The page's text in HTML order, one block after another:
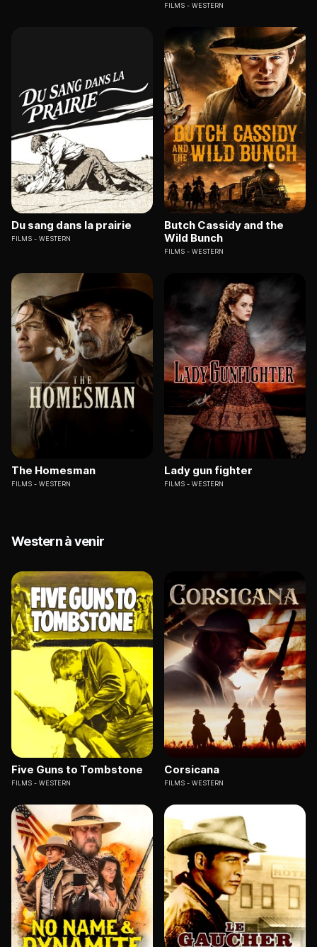
FILMS WESTERN
Du sang dans la prairie
FILMS WESTERN
Butch Cassidy and the
Wild Bunch
FILMS WESTERN
The Homesman
FILMS WESTERN
Lady gun fighter
FILMS WESTERN
Western à venir
Five Guns to Tombstone
FILMS WESTERN
Corsicana
FILMS WESTERN